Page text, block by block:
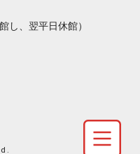
し、翌平日休館）